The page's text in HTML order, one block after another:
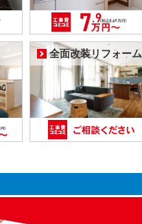
全面改装リフォーム